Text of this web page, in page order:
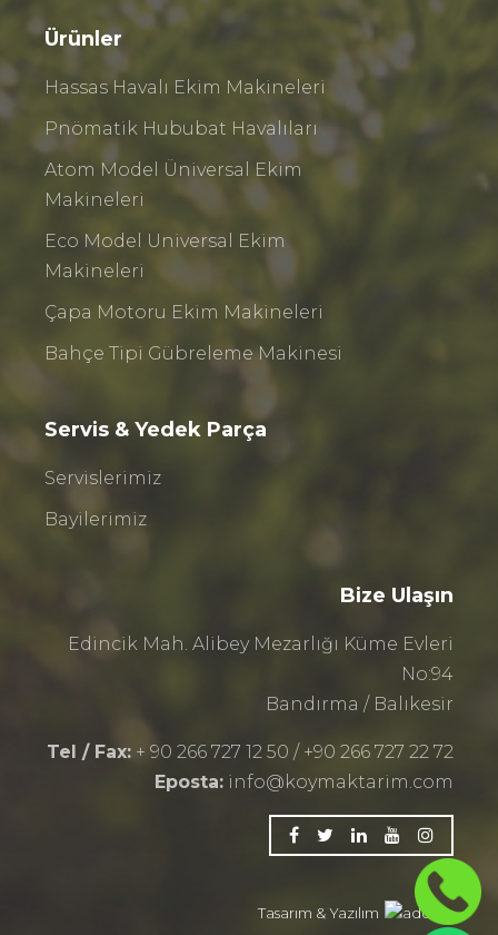
Ürünler
Hassas Havalı Ekim Makineleri
Pnömatik Hububat Havalıları
Atom Model Üniversal Ekim
Makineleri
Eco Model Universal Ekim
Makineleri
Çapa Motoru Ekim Makineleri
Bahçe Tipi Gübreleme Makinesi
Servis & Yedek Parça
Servislerimiz
Bayilerimiz
Bize Ulaşın
Edincik Mah. Alibey Mezarlığı Küme Evleri
No:94
Bandırma / Balıkesir
Tel / Fax: + 90 266 727 12 50 / +90 266 727 22 72
Eposta: info@koymaktarim.com
Tasarım & Yazılım